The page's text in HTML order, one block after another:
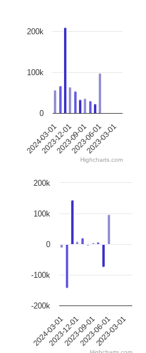
2024-03-01
2023-12-01
2023-09-01
2023-06-01
2023-03-01
0
100k
200k
Highcharts.com
2024-03-01
2023-12-012023-09-012023-06-01
2023-03-01
-200k
-100k
0
100k
200k